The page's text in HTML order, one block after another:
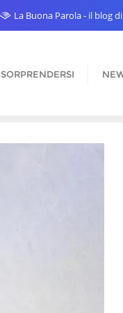
La Buona Parola - il blog
SORPRENDERSI